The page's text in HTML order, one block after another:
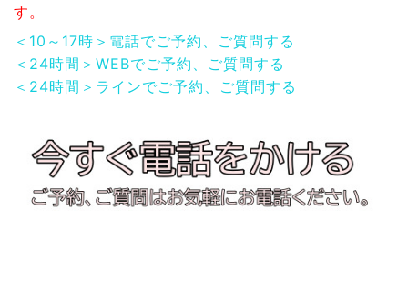
す。
＜10～17時＞電話でご予約、ご質問する
＜24時間＞WEBでご予約、ご質問する
＜24時間＞ラインでご予約、ご質問する